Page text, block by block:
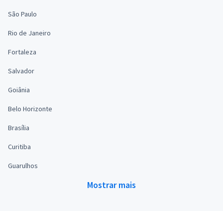
São Paulo
Rio de Janeiro
Fortaleza
Salvador
Goiânia
Belo Horizonte
Brasília
Curitiba
Guarulhos
Mostrar mais